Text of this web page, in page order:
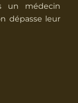
un médecin
dépasse leur